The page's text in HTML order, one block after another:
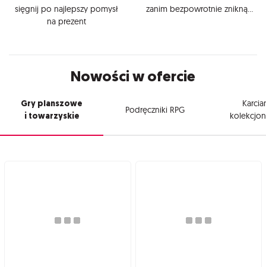
sięgnij po najlepszy pomysł
na prezent
zanim bezpowrotnie znikną...
Nowości w ofercie
Gry planszowe
i towarzyskie
Podręczniki RPG